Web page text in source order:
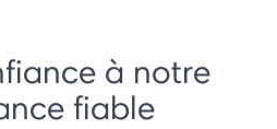
à notre
fiable